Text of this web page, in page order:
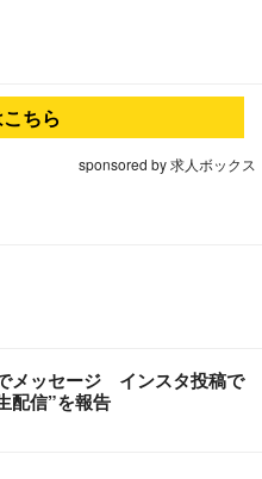
ちら
sponsored by 求人ボックス
メッセージ インスタ投稿で
配信”を報告